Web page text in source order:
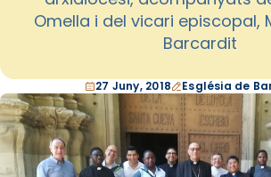
Omella i del vicari episcopal,
Barcardit
27 Juny, 2018 Església de